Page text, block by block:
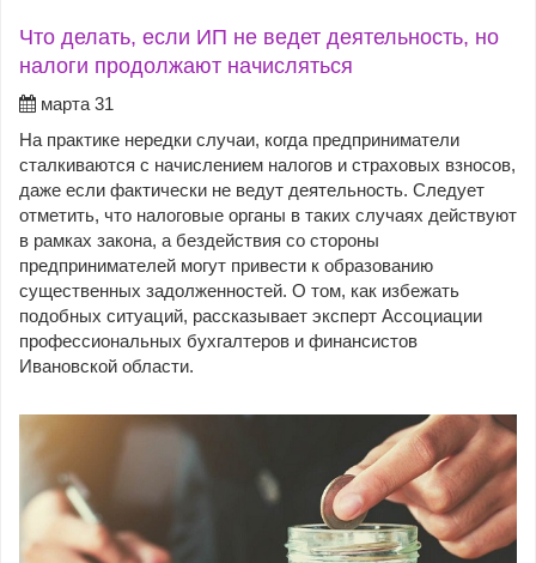
Что делать, если ИП не ведет деятельность, но
налоги продолжают начисляться
марта 31
На практике нередки случаи, когда предприниматели
сталкиваются с начислением налогов и страховых взносов,
даже если фактически не ведут деятельность. Следует
отметить, что налоговые органы в таких случаях действуют
в рамках закона, а бездействия со стороны
предпринимателей могут привести к образованию
существенных задолженностей. О том, как избежать
подобных ситуаций, рассказывает эксперт Ассоциации
профессиональных бухгалтеров и финансистов
Ивановской области.